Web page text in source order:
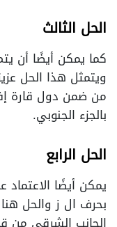
الحل الثالث
كما يمكن أيضًا أن
ويتمثل هذا الحل
من ضمن دول قارة
بالجزء الجنوبي.
الحل الرابع
يمكن أيضًا الاعتماد
بحرف ال ز والحل